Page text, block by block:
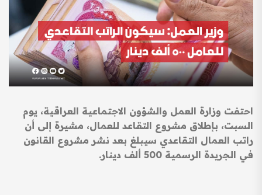
احتفت وزارة العمل والشؤون الاجتماعية العراقية، يوم
السبت، بإطلاق مشروع التقاعد للعمال، مشيرة إلى أن
راتب العمال التقاعدي سيبلغ بعد نشر مشروع القانون
في الجريدة الرسمية 500 ألف دينار.